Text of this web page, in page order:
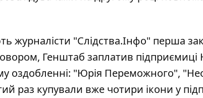
журналісти "Слідства.Інфо" перша
Генштаб заплатив підприємиці
оздобленні: "Юрія Переможного",
раз купували вже чотири ікони у